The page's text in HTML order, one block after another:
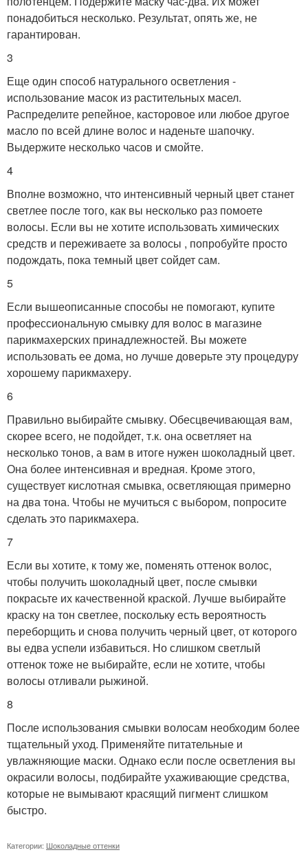
понадобиться несколько. Результат, опять же, не
гарантирован.
3
Еще один способ натурального осветления -
использование масок из растительных масел.
Распределите репейное, касторовое или любое другое
масло по всей длине волос и наденьте шапочку.
Выдержите несколько часов и смойте.
4
Вполне возможно, что интенсивный черный цвет станет
светлее после того, как вы несколько раз помоете
волосы. Если вы не хотите использовать химических
средств и переживаете за волосы , попробуйте просто
подождать, пока темный цвет сойдет сам.
5
Если вышеописанные способы не помогают, купите
профессиональную смывку для волос в магазине
парикмахерских принадлежностей. Вы можете
использовать ее дома, но лучше доверьте эту процедуру
хорошему парикмахеру.
6
Правильно выбирайте смывку. Обесцвечивающая вам,
скорее всего, не подойдет, т.к. она осветляет на
несколько тонов, а вам в итоге нужен шоколадный цвет.
Она более интенсивная и вредная. Кроме этого,
существует кислотная смывка, осветляющая примерно
на два тона. Чтобы не мучиться с выбором, попросите
сделать это парикмахера.
7
Если вы хотите, к тому же, поменять оттенок волос,
чтобы получить шоколадный цвет, после смывки
покрасьте их качественной краской. Лучше выбирайте
краску на тон светлее, поскольку есть вероятность
переборщить и снова получить черный цвет, от которого
вы едва успели избавиться. Но слишком светлый
оттенок тоже не выбирайте, если не хотите, чтобы
волосы отливали рыжиной.
8
После использования смывки волосам необходим более
тщательный уход. Применяйте питательные и
увлажняющие маски. Однако если после осветления вы
окрасили волосы, подбирайте ухаживающие средства,
которые не вымывают красящий пигмент слишком
быстро.
Категории: Шоколадные оттенки